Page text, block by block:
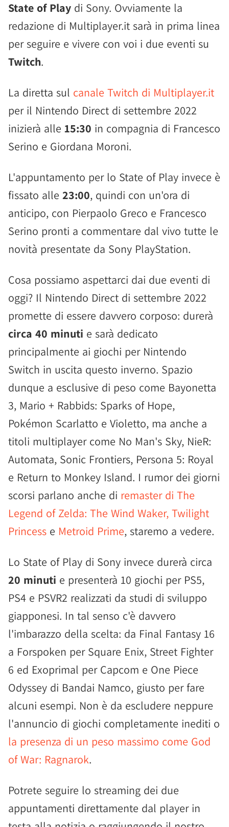
State of Play di Sony. Ovviamente la
redazione di Multiplayer.it sarà in prima linea
per seguire e vivere con voi i due eventi su
Twitch.
La diretta sul canale Twitch di Multiplayer.it
per il Nintendo Direct di settembre 2022
inizierà alle 15:30 in compagnia di Francesco
Serino e Giordana Moroni.
L'appuntamento per lo State of Play invece è
fissato alle 23:00, quindi con un'ora di
anticipo, con Pierpaolo Greco e Francesco
Serino pronti a commentare dal vivo tutte le
novità presentate da Sony PlayStation.
Cosa possiamo aspettarci dai due eventi di
oggi? Il Nintendo Direct di settembre 2022
promette di essere davvero corposo: durerà
circa 40 minuti e sarà dedicato
principalmente ai giochi per Nintendo
Switch in uscita questo inverno. Spazio
dunque a esclusive di peso come Bayonetta
3, Mario + Rabbids: Sparks of Hope,
Pokémon Scarlatto e Violetto, ma anche a
titoli multiplayer come No Man's Sky, NieR:
Automata, Sonic Frontiers, Persona 5: Royal
e Return to Monkey Island. I rumor dei giorni
scorsi parlano anche di remaster di The
Legend of Zelda: The Wind Waker, Twilight
Princess e Metroid Prime, staremo a vedere.
Lo State of Play di Sony invece durerà circa
20 minuti e presenterà 10 giochi per PS5,
PS4 e PSVR2 realizzati da studi di sviluppo
giapponesi. In tal senso c'è davvero
l'imbarazzo della scelta: da Final Fantasy 16
a Forspoken per Square Enix, Street Fighter
6 ed Exoprimal per Capcom e One Piece
Odyssey di Bandai Namco, giusto per fare
alcuni esempi. Non è da escludere neppure
l'annuncio di giochi completamente inediti o
la presenza di un peso massimo come God
of War: Ragnarok.
Potrete seguire lo streaming dei due
appuntamenti direttamente dal player in